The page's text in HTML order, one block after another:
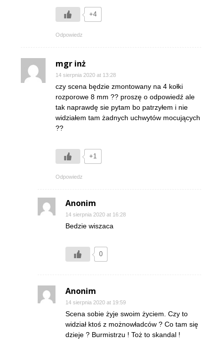
+4
Odpowiedz
mgr inż
14 sierpnia 2020 at 13:28
czy scena będzie zmontowany na 4 kołki
rozporowe 8 mm ?? proszę o odpowiedź ale
tak naprawdę sie pytam bo patrzyłem i nie
widziałem tam żadnych uchwytów mocujących
??
+1
Odpowiedz
Anonim
14 sierpnia 2020 at 16:28
Bedzie wiszaca
0
Anonim
14 sierpnia 2020 at 19:59
Scena sobie żyje swoim życiem. Czy to
widział ktoś z możnowładców ? Co tam się
dzieje ? Burmistrzu ! Toż to skandal !